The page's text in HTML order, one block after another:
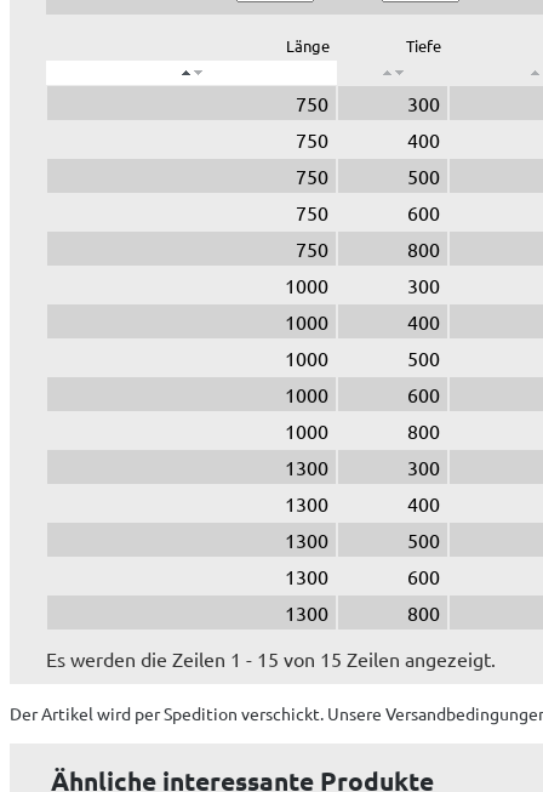
Länge Tiefe
750
300
750
400
750
500
750
600
750
800
1000
300
1000
400
1000
500
1000
600
1000
800
1300
300
1300
400
1300
500
1300
600
1300
800
Es werden die Zeilen 1 - 15 von 15 Zeilen angezeigt.
Der Artikel wird per Spedition verschickt. Unsere
Ähnliche interessante Produkte